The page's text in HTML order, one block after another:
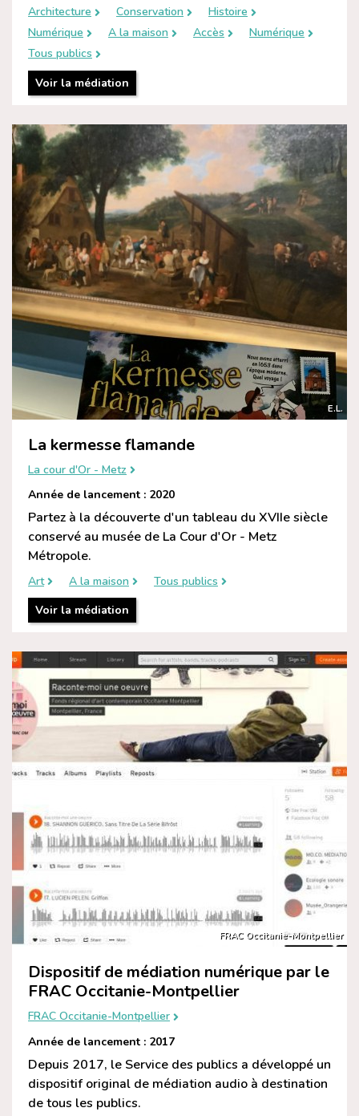
Architecture Conservation
Histoire
Numérique
A la maison Accès
Numérique
Tous publics
Voir la médiation
E.L.
La kermesse flamande
La cour d'Or - Metz
Année de lancement : 2020
Partez à la découverte d'un tableau du XVIIe siècle
conservé au musée de La Cour d'Or - Metz
Métropole.
Art A la maison
Tous publics
Voir la médiation
FRAC Occitanie-Montpellier
Dispositif de médiation numérique par le
FRAC Occitanie-Montpellier
FRAC Occitanie-Montpellier
Année de lancement : 2017
Depuis 2017, le Service des publics a développé un
dispositif original de médiation audio à destination
de tous les publics.